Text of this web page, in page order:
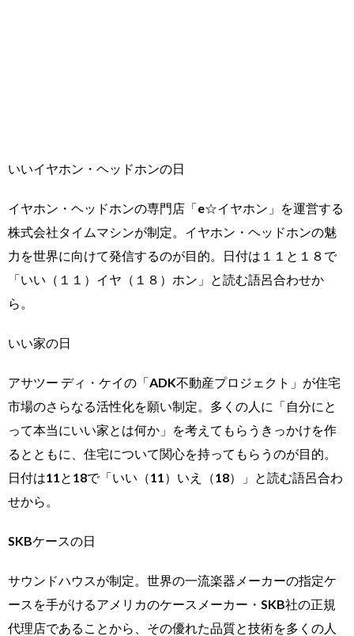
いいイヤホン・ヘッドホンの日
イヤホン・ヘッドホンの専門店「e☆イヤホン」を運営する
株式会社タイムマシンが制定。イヤホン・ヘッドホンの魅
力を世界に向けて発信するのが目的。日付は１１と１８で
「いい（１１）イヤ（１８）ホン」と読む語呂合わせか
ら。
いい家の日
アサツー ディ・ケイの「ADK不動産プロジェクト」が住宅
市場のさらなる活性化を願い制定。多くの人に「自分にと
って本当にいい家とは何か」を考えてもらうきっかけを作
るとともに、住宅について関心を持ってもらうのが目的。
日付は11と18で「いい（11）いえ（18）」と読む語呂合わ
せから。
SKBケースの日
サウンドハウスが制定。世界の一流楽器メーカーの指定ケ
ースを手がけるアメリカのケースメーカー・SKB社の正規
代理店であることから、その優れた品質と技術を多くの人